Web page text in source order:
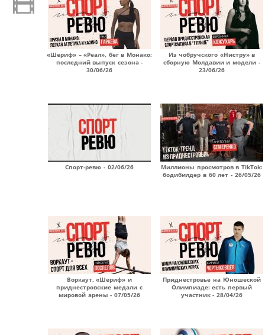
«Шериф» – «Реал», бег в Монако:
последний выпуск сезона -
30/06/26
Из чобручского «Нистру» в
сборную Молдавии и модели -
23/06/26
Спорт-ревю - 02/06/26
Миллионы просмотров в TikTok:
бодибилдер в 60 лет - 26/05/26
Воркаут, «Шериф» и
приднестровские медали с
мировой арены - 07/05/26
Приднестровье на Юношеской
Олимпиаде: есть первый
участник - 28/04/26